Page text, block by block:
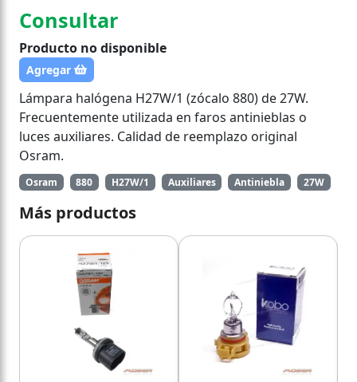
Consultar
Producto no disponible
Agregar
Lámpara halógena H27W/1 (zócalo 880) de 27W.
Frecuentemente utilizada en faros antinieblas o
luces auxiliares. Calidad de reemplazo original
Osram.
Osram 880 H27W/1 Auxiliares Antiniebla 27W
Más productos